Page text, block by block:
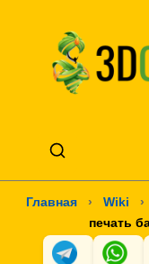
Главная › Wiki ›
печать